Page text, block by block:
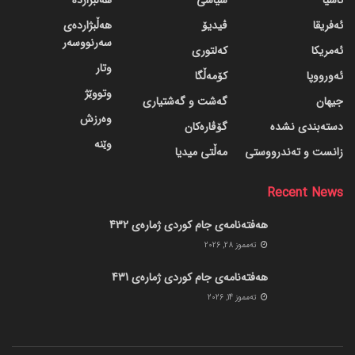
ئەفریقا
ئەمریکا
ئەورووپا
جیهان
دسته‌بندی نشده
زانست و تەندرووستی
ڤیدیۆ
کەلتوری
کۆمەڵگا
گه‌شت و گه‌شتیاری
گۆڤاره‌کان
مەڵتی میدیا
هەڵبژاردەی
سەرنووسەر
وتار
وتووێژ
وەرزش
وێنە
Recent News
هەفتەنامەی جام کوردی ژمارەی 432
ته‌مموز 28, 2026
هەفتەنامەی جام کوردی ژمارەی 431
ته‌مموز 14, 2026